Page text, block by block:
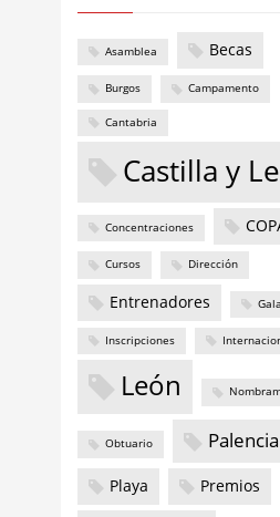
Asamblea Becas
Burgos Campamento
Cantabria
Castilla y
Concentraciones
Cursos Dirección
Entrenadores Gala
Inscripciones
León
Obtuario Palencia
Playa Premios